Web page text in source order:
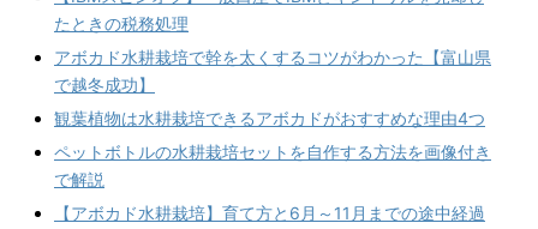
たときの税務処理
アボカド水耕栽培で幹を太くするコツがわかった【富山県
で越冬成功】
観葉植物は水耕栽培できるアボカドがおすすめな理由4つ
ペットボトルの水耕栽培セットを自作する方法を画像付き
で解説
【アボカド水耕栽培】育て方と6月～11月までの途中経過